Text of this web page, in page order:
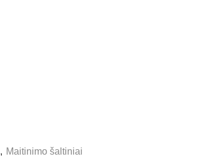
, Maitinimo šaltiniai